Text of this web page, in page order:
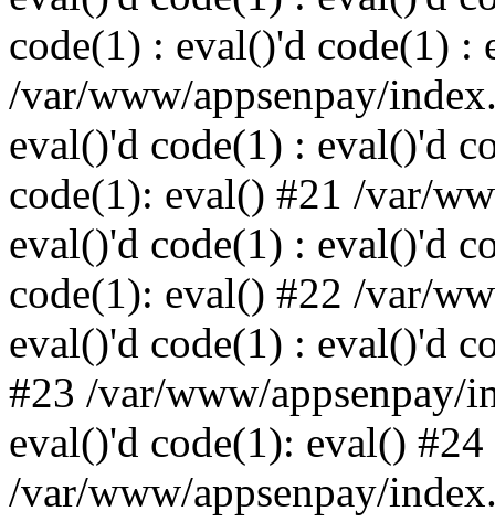
code(1) : eval()'d code(1) :
/var/www/appsenpay/
eval()'d code(1) : eval()'d
code(1): eval() #21 /var/
eval()'d code(1) : eval()'d
code(1): eval() #22 /var/
eval()'d code(1) : eval()'d
#23 /var/www/appsenpay/
eval()'d code(1): eval() #24
/var/www/appsenpay/